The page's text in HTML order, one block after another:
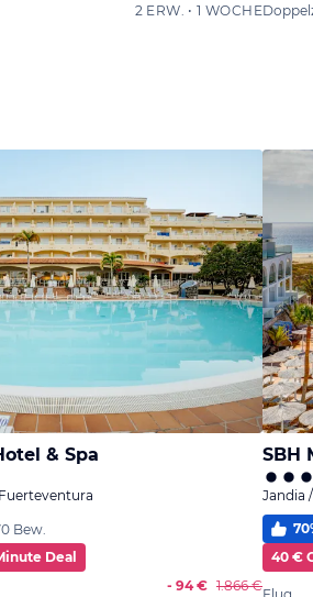
2 ERW. • 1 WOCHE
& Spa
Bew.
Deal
- 94 € 1.866 €
SBH
Jandia
70
40 €